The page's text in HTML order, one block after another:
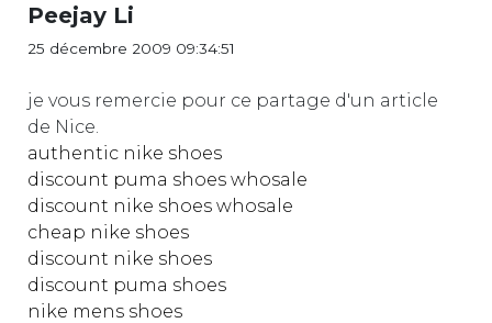
Peejay Li
25 décembre 2009 09:34:51
je vous remercie pour ce partage d'un article
de Nice.
authentic nike shoes
discount puma shoes whosale
discount nike shoes whosale
cheap nike shoes
discount nike shoes
discount puma shoes
nike mens shoes